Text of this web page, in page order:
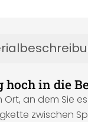
hoch in die
an dem Sie
zwischen